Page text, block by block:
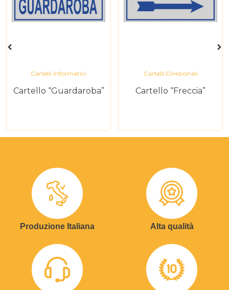
Cartelli Informativi
Cartello “Guardaroba”
Cartelli Direzionali
Cartello “Freccia”
Produzione Italiana Alta qualità